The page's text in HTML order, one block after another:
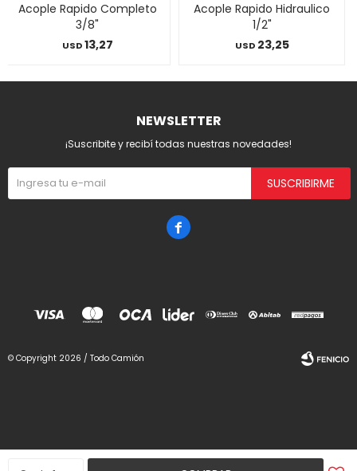
Acople Rapido Completo
3/8"
USD13,27
Acople Rapido Hidraulico
1/2"
USD 23,25
NEWSLETTER
¡Suscribite y recibí todas nuestras novedades!
SUSCRIBIRME

© Copyright 2026 / Todo Camión
Fenicio